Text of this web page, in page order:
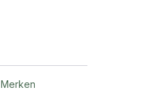
Merken